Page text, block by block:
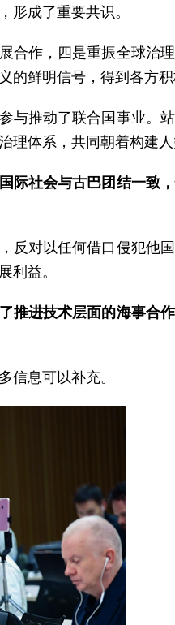
形成了重要共识。
合作，四是重振全球治
鲜明信号，得到各方积
与推动了联合国事业。
体系，共同朝着构建人
际社会与古巴团结一致
反对以任何借口侵犯他
利益。
推进技术层面的海事合
信息可以补充。